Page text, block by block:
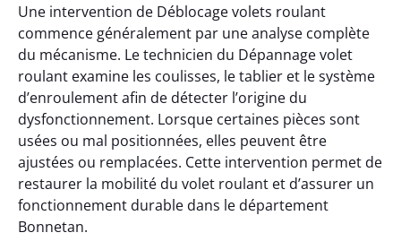
Une intervention de Déblocage volets roulant
commence généralement par une analyse complète
du mécanisme. Le technicien du Dépannage volet
roulant examine les coulisses, le tablier et le système
d’enroulement afin de détecter l’origine du
dysfonctionnement. Lorsque certaines pièces sont
usées ou mal positionnées, elles peuvent être
ajustées ou remplacées. Cette intervention permet de
restaurer la mobilité du volet roulant et d’assurer un
fonctionnement durable dans le département
Bonnetan.